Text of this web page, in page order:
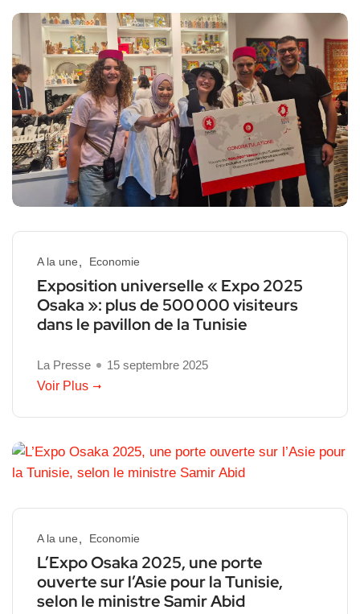
A la une Economie
Exposition universelle « Expo 2025
Osaka »: plus de 500 000 visiteurs
dans le pavillon de la Tunisie
La Presse
15 septembre 2025
Voir Plus
A la une Economie
L’Expo Osaka 2025, une porte
ouverte sur l’Asie pour la Tunisie,
selon le ministre Samir Abid